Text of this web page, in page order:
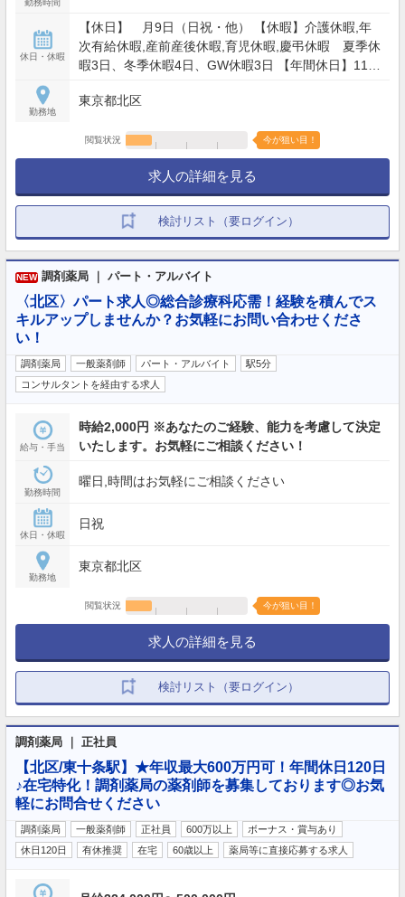
勤務時間
休日・休暇
【休日】 月9日（日祝・他） 【休暇】介護休暇,年
次有給休暇,産前産後休暇,育児休暇,慶弔休暇 夏季休
暇3日、冬季休暇4日、GW休暇3日 【年間休日】118
勤務地
東京都北区
閲覧状況 今が狙い目！
求人の詳細を見る
検討リスト（要ログイン）
NEW 調剤薬局 ｜ パート・アルバイト
〈北区〉パート求人◎総合診療科応需！経験を積んでス
キルアップしませんか？お気軽にお問い合わせくださ
い！
調剤薬局 一般薬剤師 パート・アルバイト
駅5分
コンサルタントを経由する求人
給与・手当
時給2,000円 ※あなたのご経験、能力を考慮して決定
いたします。お気軽にご相談ください！
勤務時間
曜日,時間はお気軽にご相談ください
休日・休暇
日祝
勤務地
東京都北区
閲覧状況 今が狙い目！
求人の詳細を見る
検討リスト（要ログイン）
調剤薬局 ｜ 正社員
【北区/東十条駅】★年収最大600万円可！年間休日120日
♪在宅特化！調剤薬局の薬剤師を募集しております◎お気
軽にお問合せください
調剤薬局 一般薬剤師 正社員 600万以上
ボーナス・賞与あり
休日120日
有休推奨 在宅 60歳以上 薬局等に直接応募する求人